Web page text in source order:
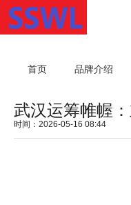
首页 品牌介绍
武汉运筹帷幄
时间：2026-05-16 08:44